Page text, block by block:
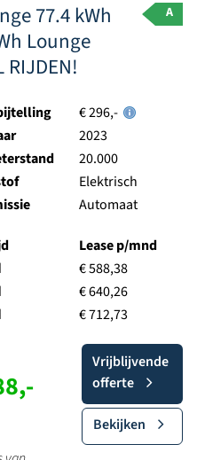
77.4 kWh
Lounge
A
€ 296,-
2023
20.000
Elektrisch
Automaat
Lease p/mnd
€ 588,38
€ 640,26
€ 712,73
Vrijblijvende
offerte
Bekijken